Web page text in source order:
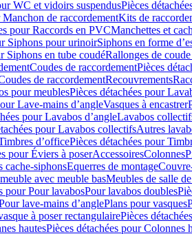
WC et vidoirs suspendusPièces
Manchon de raccordementKits de
pour Raccords en PVCManchettes et
Siphons pour urinoirSiphons en forme
Siphons en tube coudéRallonges de coude
Coudes de raccordementPièces
de raccordementRecouvrements
pour meublesPièces détachées pour
Lave-mains d’angleVasques à encastrer
pour Lavabos d’angleLavabos
pour Lavabos collectifsAutres
dʼofficePièces détachées pour
pour Éviers à poserAccessoiresColonnes
cache-siphonsEquerres de montage
avec meuble basMeubles de salle
pour Pour lavabosPour lavabos doubles
lave-mains d’anglePlans pour vasques
à poser rectangulairePièces
hautesPièces détachées pour Colonnes